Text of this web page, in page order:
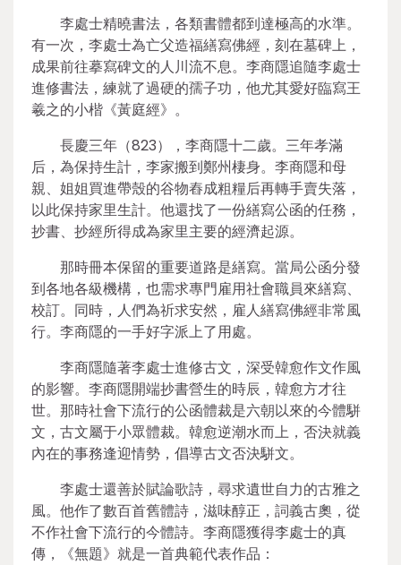
李處士精曉書法，各類書體都到達極高的水準。
有一次，李處士為亡父造福繕寫佛經，刻在墓碑上，
成果前往摹寫碑文的人川流不息。李商隱追隨李處士
進修書法，練就了過硬的孺子功，他尤其愛好臨寫王
羲之的小楷《黃庭經》。
長慶三年（823），李商隱十二歲。三年孝滿
后，為保持生計，李家搬到鄭州棲身。李商隱和母
親、姐姐買進帶殼的谷物舂成粗糧后再轉手賣失落，
以此保持家里生計。他還找了一份繕寫公函的任務，
抄書、抄經所得成為家里主要的經濟起源。
那時冊本保留的重要道路是繕寫。當局公函分發
到各地各級機構，也需求專門雇用社會職員來繕寫、
校訂。同時，人們為祈求安然，雇人繕寫佛經非常風
行。李商隱的一手好字派上了用處。
李商隱隨著李處士進修古文，深受韓愈作文作風
的影響。李商隱開端抄書營生的時辰，韓愈方才往
世。那時社會下流行的公函體裁是六朝以來的今體駢
文，古文屬于小眾體裁。韓愈逆潮水而上，否決就義
內在的事務逢迎情勢，倡導古文否決駢文。
李處士還善於賦論歌詩，尋求遺世自力的古雅之
風。他作了數百首舊體詩，滋味醇正，詞義古奧，從
不作社會下流行的今體詩。李商隱獲得李處士的真
傳，《無題》就是一首典範代表作品：